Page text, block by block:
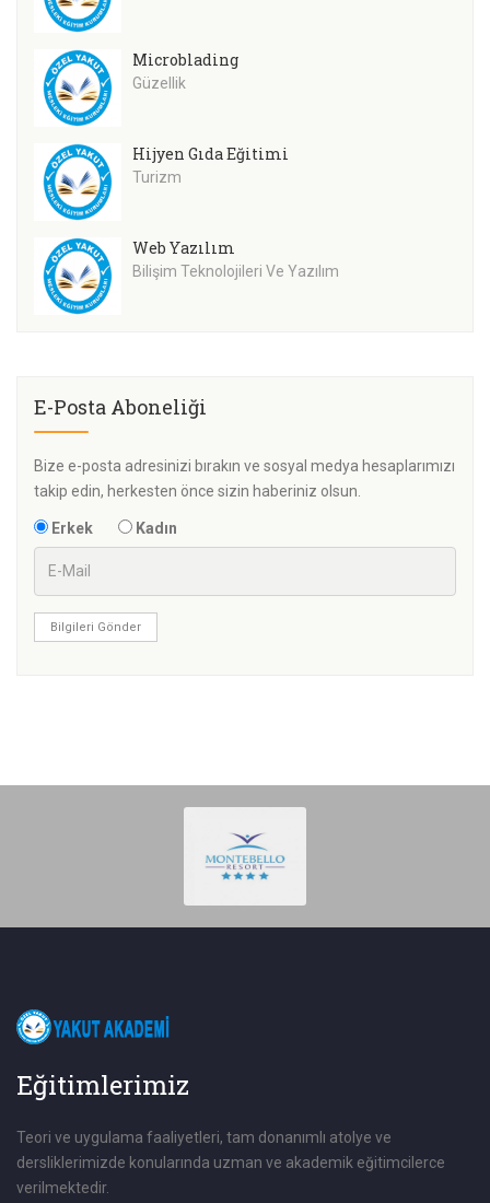
Microblading
Güzellik
Hijyen Gıda Eğitimi
Turizm
Web Yazılım
Bilişim Teknolojileri Ve Yazılım
E-Posta Aboneliği
Bize e-posta adresinizi bırakın ve sosyal medya hesaplarımızı
takip edin, herkesten önce sizin haberiniz olsun.
Erkek Kadın
Bilgileri Gönder
Eğitimlerimiz
Teori ve uygulama faaliyetleri, tam donanımlı atolye ve
dersliklerimizde konularında uzman ve akademik eğitimcilerce
verilmektedir.